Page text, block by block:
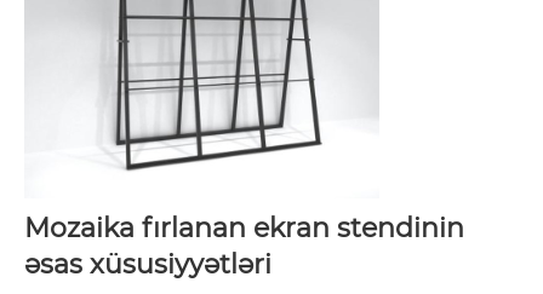
Mozaika fırlanan ekran stendinin
əsas xüsusiyyətləri